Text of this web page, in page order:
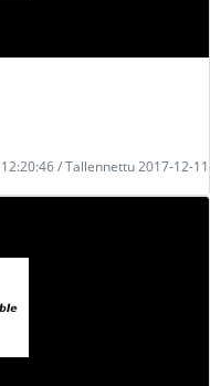
/ Tallennettu 2017-12-11